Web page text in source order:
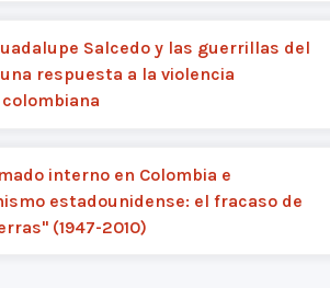
Salcedo y las guerrillas del
respuesta a la violencia
interno en Colombia e
estadounidense: el fracaso de
(1947-2010)